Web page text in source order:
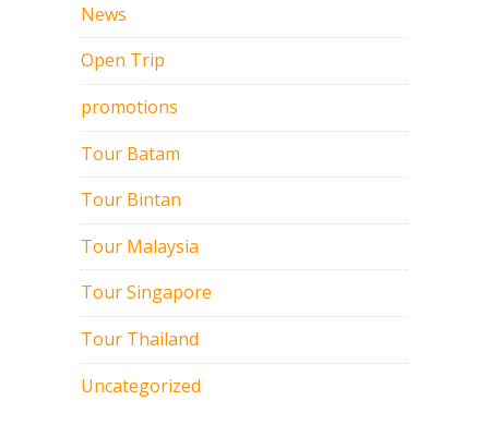
News
Open Trip
promotions
Tour Batam
Tour Bintan
Tour Malaysia
Tour Singapore
Tour Thailand
Uncategorized